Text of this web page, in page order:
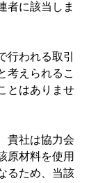
者に該当しま
行われる取引
考えられるこ
とはありませ
貴社は協力会
原材料を使用
るため、当該